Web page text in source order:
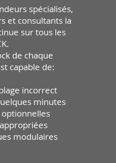
spécialisés,
et consultants la
sur tous les
de chaque
capable de:
incorrect
minutes
modulaires